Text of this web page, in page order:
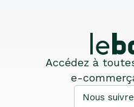
Accédez à
e-
Nous